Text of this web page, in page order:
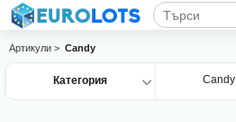
Артикули > Candy
Категория Candy